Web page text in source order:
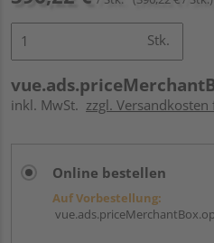
Stk.
inkl. MwSt. zzgl.
Online bestellen
Auf Vorbestellung: